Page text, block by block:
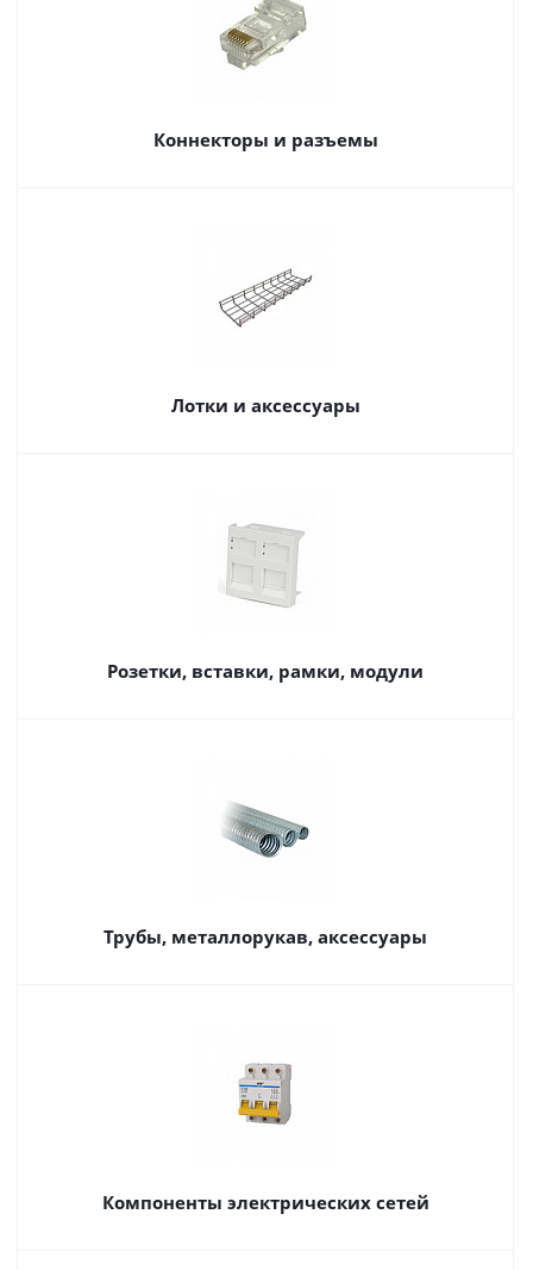
Коннекторы и разъемы
Лотки и аксессуары
Розетки, вставки, рамки, модули
Трубы, металлорукав, аксессуары
Компоненты электрических сетей